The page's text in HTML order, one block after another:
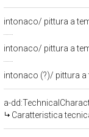
intonaco/ pittura a
intonaco/ pittura a
intonaco (?)/ pittura
a-
Caratteristica